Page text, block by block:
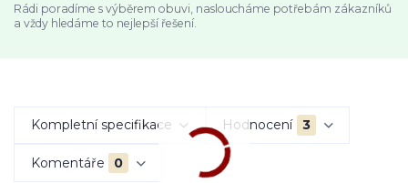
Rádi poradíme s výběrem obuvi, nasloucháme potřebám zákazníků
a vždy hledáme to nejlepší řešení.
Kompletní specifikace Hodnocení 3
Komentáře 0